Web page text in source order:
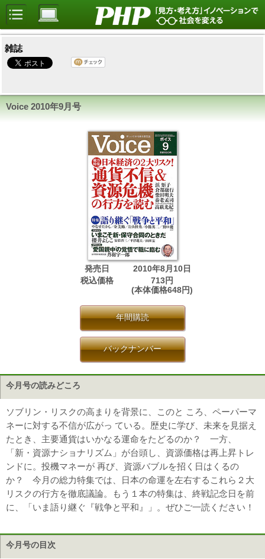
雑誌
Voice 2010年9月号
発売日
2010年8月10日
税込価格
713円
(本体価格648円)
年間購読
バックナンバー
今月号の読みどころ
ソブリン・リスクの高まりを背景に、このと ころ、ペーパーマ
ネーに対する不信が広がっ ている。歴史に学び、未来を見据え
たとき、主要通貨はいかなる運命をたどるのか？ 一方、
「新・資源ナショナリズム」が台頭し、資源価格は再上昇トレ
ンドに。投機マネーが 再び、資源バブルを招く日はくるの
か？ 今月の総力特集では、日本の命運を左右するこれら２大
リスクの行方を徹底議論。もう１本の特集は、終戦記念日を前
に、「いま語り継ぐ『戦争と平和』」。ぜひご一読ください！
今月号の目次